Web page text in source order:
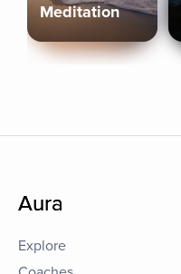
Meditation
Aura
Explore